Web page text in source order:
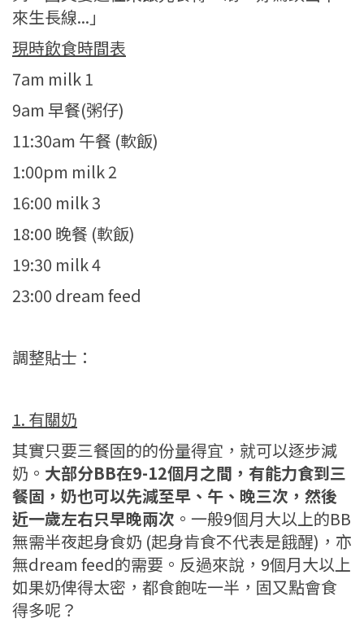
來生長線...」
現時飲食時間表
7am milk 1
9am 早餐(粥仔)
11:30am 午餐 (軟飯)
1:00pm milk 2
16:00 milk 3
18:00 晚餐 (軟飯)
19:30 milk 4
23:00 dream feed
調整貼士：
1. 有關奶
其實只要三餐固的的份量得宜，就可以逐步減
奶。 大部分BB在9-12個月之間，有能力食到三
餐固，奶也可以先減至早、午、晚三次，然後
近一歲左右只早晚兩次 。一般9個月大以上的BB
無需半夜起身食奶 (起身肯食不代表是餓醒)，亦
無dream feed的需要。反過來說，9個月大以上
如果奶俾得太密，都食飽咗一半，固又點會食
得多呢？